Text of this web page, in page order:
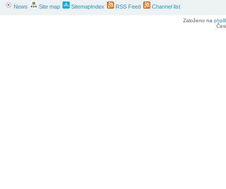
News Site map SitemapIndex RSS Feed Channel list
Založeno na